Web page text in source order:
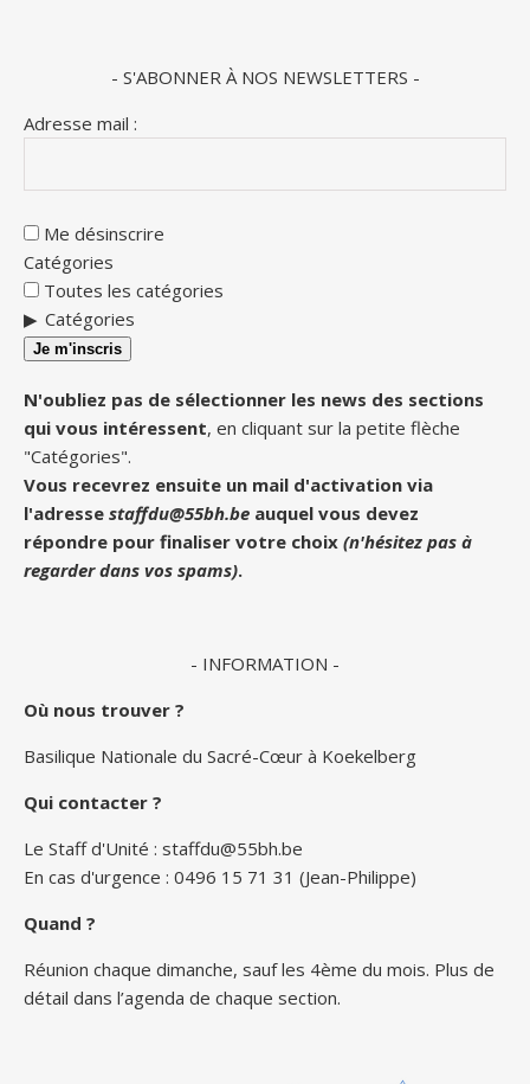
- S'ABONNER À NOS NEWSLETTERS -
Adresse mail :
Me désinscrire
Catégories
Toutes les catégories
Catégories
Je m'inscris
N'oubliez pas de sélectionner les news des sections
qui vous intéressent, en cliquant sur la petite flèche
"Catégories".
Vous recevrez ensuite un mail d'activation via
l'adresse staffdu@55bh.be auquel vous devez
répondre pour finaliser votre choix (n'hésitez pas à
regarder dans vos spams).
- INFORMATION -
Où nous trouver ?
Basilique Nationale du Sacré-Cœur à Koekelberg
Qui contacter ?
Le Staff d'Unité : staffdu@55bh.be
En cas d'urgence : 0496 15 71 31 (Jean-Philippe)
Quand ?
Réunion chaque dimanche, sauf les 4ème du mois. Plus de
détail dans l’agenda de chaque section.